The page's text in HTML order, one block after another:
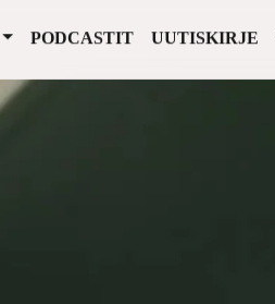
PODCASTIT UUTISKIRJE